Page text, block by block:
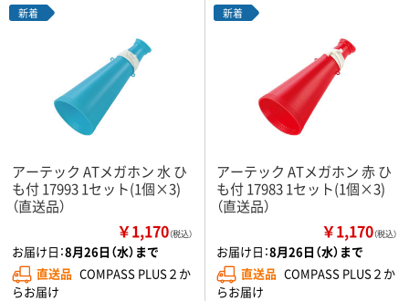
新着
アーテック ATメガホン 水 ひ
も付 17993 1セット(1個×3)
（直送品）
￥1,170（税込）
お届け日：8月26日（水）まで
直送品 COMPASS PLUS２か
らお届け
新着
アーテック ATメガホン 赤 ひ
も付 17983 1セット(1個×3)
（直送品）
￥1,170（税込）
お届け日：8月26日（水）まで
直送品 COMPASS PLUS２か
らお届け